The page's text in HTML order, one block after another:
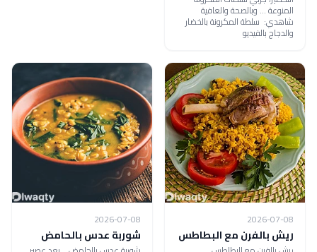
المنوعة ... وبالصحة والعافية
شاهدي: سلطة المكرونة بالخضار
والدجاج بالفيديو
2026-07-08
ريش بالفرن مع البطاطس
2026-07-08
شوربة عدس بالحامض